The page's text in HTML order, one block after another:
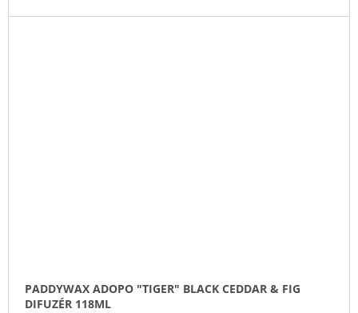
PADDYWAX ADOPO "TIGER" BLACK CEDDAR & FIG
DIFUZÉR 118ML